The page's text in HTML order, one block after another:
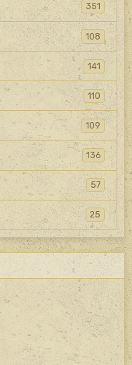
351
108
141
110
109
136
57
25